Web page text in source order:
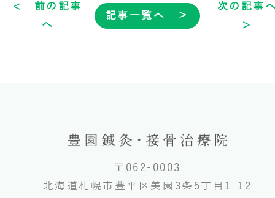
< 前の記事
へ
記事一覧へ ＞
次の記事
>
〒062-0003
北海道札幌市豊平区美園3条5丁目1-12